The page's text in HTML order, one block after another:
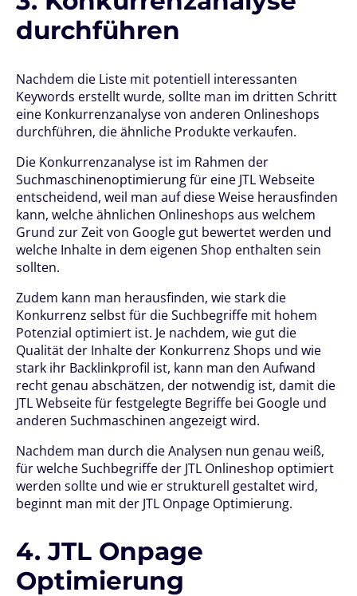
durchführen
Nachdem die Liste mit potentiell interessanten
Keywords erstellt wurde, sollte man im dritten Schritt
eine Konkurrenzanalyse von anderen Onlineshops
durchführen, die ähnliche Produkte verkaufen.
Die Konkurrenzanalyse ist im Rahmen der
Suchmaschinenoptimierung für eine JTL Webseite
entscheidend, weil man auf diese Weise herausfinden
kann, welche ähnlichen Onlineshops aus welchem
Grund zur Zeit von Google gut bewertet werden und
welche Inhalte in dem eigenen Shop enthalten sein
sollten.
Zudem kann man herausfinden, wie stark die
Konkurrenz selbst für die Suchbegriffe mit hohem
Potenzial optimiert ist. Je nachdem, wie gut die
Qualität der Inhalte der Konkurrenz Shops und wie
stark ihr Backlinkprofil ist, kann man den Aufwand
recht genau abschätzen, der notwendig ist, damit die
JTL Webseite für festgelegte Begriffe bei Google und
anderen Suchmaschinen angezeigt wird.
Nachdem man durch die Analysen nun genau weiß,
für welche Suchbegriffe der JTL Onlineshop optimiert
werden sollte und wie er strukturell gestaltet wird,
beginnt man mit der JTL Onpage Optimierung.
4. JTL Onpage
Optimierung